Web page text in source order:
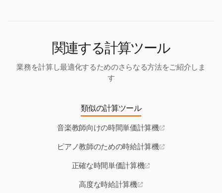
関連する計算ツール
業務を計算し最適化するためのさらなる方法をご紹介しま
す
類似の計算ツール
音楽教師向けの時間単価計算機
ピアノ教師のための時給計算機
正確な時間単価計算機
高度な時給計算機